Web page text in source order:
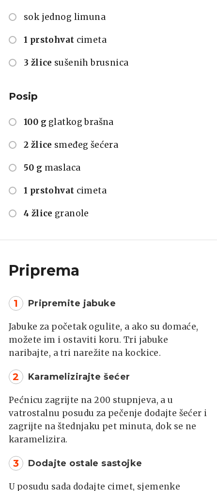
sok jednog limuna
1 prstohvat cimeta
3 žlice sušenih brusnica
Posip
100 g glatkog brašna
2 žlice smeđeg šećera
50 g maslaca
1 prstohvat cimeta
4 žlice granole
Priprema
1 Pripremite jabuke
Jabuke za početak ogulite, a ako su domaće,
možete im i ostaviti koru. Tri jabuke
naribajte, a tri narežite na kockice.
2 Karamelizirajte šećer
Pećnicu zagrijte na 200 stupnjeva, a u
vatrostalnu posudu za pečenje dodajte šećer i
zagrijte na štednjaku pet minuta, dok se ne
karamelizira.
3 Dodajte ostale sastojke
U posudu sada dodajte cimet, sjemenke